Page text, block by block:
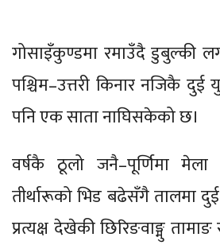
गोसाइँकुण्डमा रमाउँदै डुबुल्की
पश्चिम–उत्तरी किनार नजिकै
पनि एक साता नाघिसकेको छ।
वर्षकै ठूलो जनै–पूर्णिमा मेला
तीर्थारूको भिड बढेसँगै तालमा
प्रत्यक्ष देखेकी छिरिङवाङ्मु तामाङ